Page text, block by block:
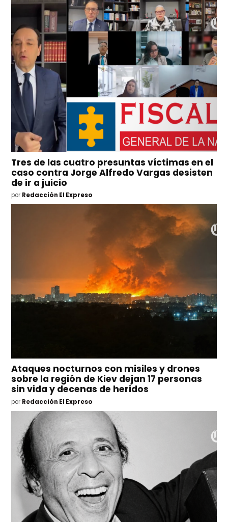
Tres de las cuatro presuntas víctimas en el
caso contra Jorge Alfredo Vargas desisten
de ir a juicio
por Redacción El Expreso
Ataques nocturnos con misiles y drones
sobre la región de Kiev dejan 17 personas
sin vida y decenas de heridos
por Redacción El Expreso